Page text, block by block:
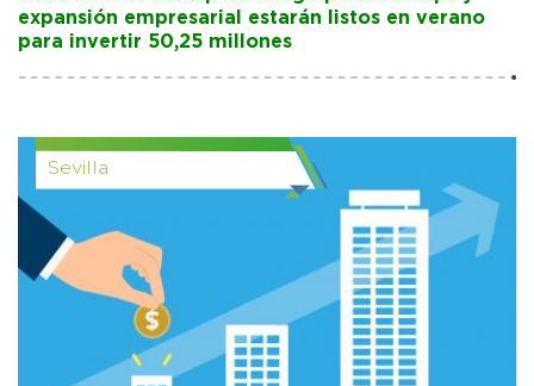
expansión empresarial estarán listos en verano
para invertir 50,25 millones
Sevilla